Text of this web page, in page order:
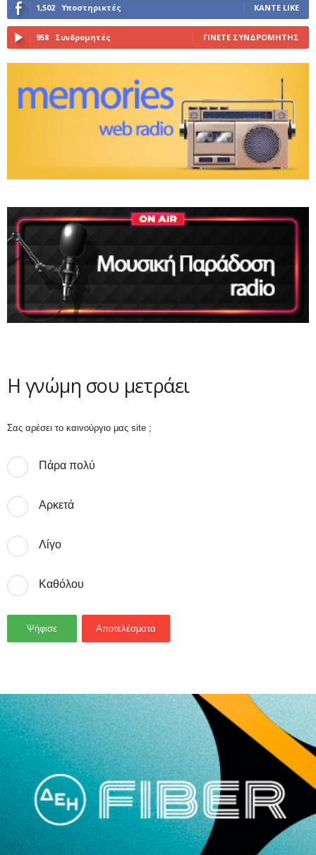
1,502 Υποστηρικτές ΚΆΝΤΕ LIKE
958 Συνδρομητές ΓΊΝΕΤΕ ΣΥΝΔΡΟΜΗΤΉΣ
Η γνώμη σου μετράει
Σας αρέσει το καινούργιο μας site ;
Πάρα πολύ
Αρκετά
Λίγο
Καθόλου
Ψήφισε Αποτελέσματα
- Advertisement -